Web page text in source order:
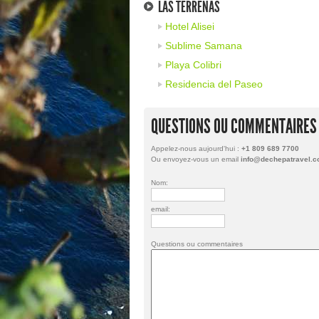
LAS TERRENAS
Hotel Alisei
Sublime Samana
Playa Colibri
Residencia del Paseo
QUESTIONS OU COMMENTAIRES
Appelez-nous aujourd'hui : +1 809 689 7700
Ou envoyez-vous un email
Nom:
email:
Questions ou commentaires